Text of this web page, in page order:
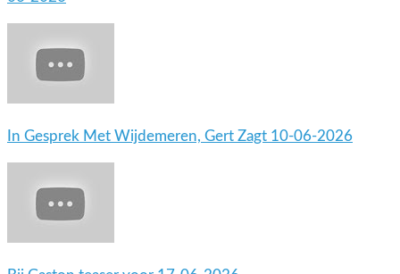
In Gesprek Met Wijdemeren, Gert Zagt 10-06-2026